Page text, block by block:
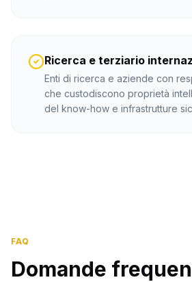
Ricerca e terziario
Enti di ricerca e aziende con
che custodiscono proprietà
del know-how e infrastrutture
FAQ
Domande